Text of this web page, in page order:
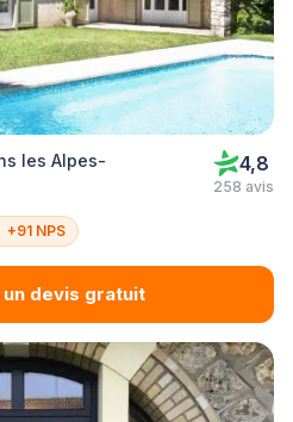
les Alpes-
4,8
258 avis
+91 NPS
un devis gratuit